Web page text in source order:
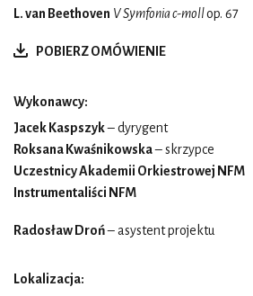
L. van Beethoven V Symfonia c-mollop. 67
POBIERZ OMÓWIENIE
Wykonawcy:
Jacek Kaspszyk– dyrygent
Roksana Kwaśnikowska– skrzypce
Uczestnicy Akademii Orkiestrowej NFM
Instrumentaliści NFM
Radosław Droń– asystent projektu
Lokalizacja: